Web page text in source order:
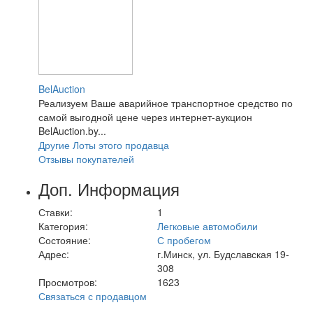
BelAuction
Реализуем Ваше аварийное транспортное средство по
самой выгодной цене через интернет-аукцион
BelAuction.by...
Другие Лоты этого продавца
Отзывы покупателей
Доп. Информация
Ставки:
1
Категория:
Легковые автомобили
Состояние:
С пробегом
Адрес:
г.Минск, ул. Будславская 19-
308
Просмотров:
1623
Связаться с продавцом